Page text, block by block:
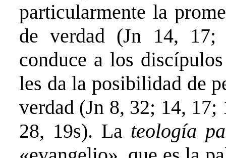
particularmente la
de verdad (Jn 14,
conduce a los
les da la posibilidad de
verdad (Jn 8, 32; 14,
28, 19s). La teología